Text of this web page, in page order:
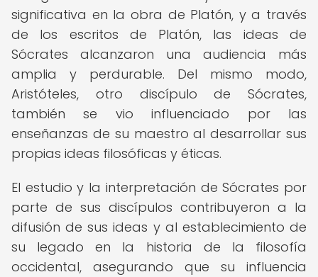
significativa en la obra de Platón, y a través
de los escritos de Platón, las ideas de
Sócrates alcanzaron una audiencia más
amplia y perdurable. Del mismo modo,
Aristóteles, otro discípulo de Sócrates,
también se vio influenciado por las
enseñanzas de su maestro al desarrollar sus
propias ideas filosóficas y éticas.
El estudio y la interpretación de Sócrates por
parte de sus discípulos contribuyeron a la
difusión de sus ideas y al establecimiento de
su legado en la historia de la filosofía
occidental, asegurando que su influencia